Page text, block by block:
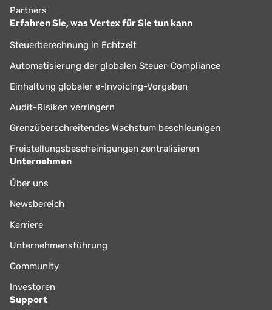
Partners
Erfahren Sie, was Vertex für Sie tun kann
Steuerberechnung in Echtzeit
Automatisierung der globalen Steuer-Compliance
Einhaltung globaler e-Invoicing-Vorgaben
Audit-Risiken verringern
Grenzüberschreitendes Wachstum beschleunigen
Freistellungsbescheinigungen zentralisieren
Unternehmen
Über uns
Newsbereich
Karriere
Unternehmensführung
Community
Investoren
Support